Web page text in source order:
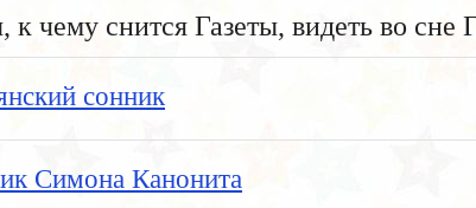
к чему снится Газеты, видеть во сне
сонник
Симона Канонита